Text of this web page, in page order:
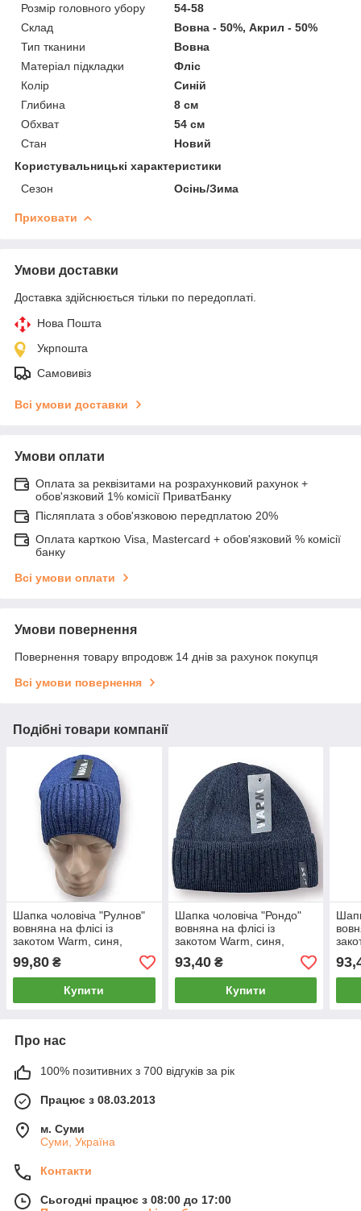
Розмір головного убору
54-58
Склад
Вовна - 50%, Акрил - 50%
Тип тканини
Вовна
Матеріал підкладки
Фліс
Колір
Синій
Глибина
8 см
Обхват
54 см
Стан
Новий
Користувальницькі характеристики
Сезон
Осінь/Зима
Приховати
Умови доставки
Доставка здійснюється тільки по передоплаті.
Нова Пошта
Укрпошта
Самовивіз
Всі умови доставки
Умови оплати
Оплата за реквізитами на розрахунковий рахунок +
обов'язковий 1% комісії ПриватБанку
Післяплата з обов'язковою передплатою 20%
Оплата карткою Visa, Mastercard + обов'язковий % комісії
банку
Всі умови оплати
Умови повернення
Повернення товару впродовж 14 днів за рахунок покупця
Всі умови повернення
Подібні товари компанії
Шапка чоловіча "Рулнов"
вовняна на флісі із
закотом Warm, синя,
020102
99,80 ₴
Купити
Шапка чоловіча "Рондо"
вовняна на флісі із
закотом Warm, синя,
020106
93,40₴
Купити
Про нас
100% позитивних з 700 відгуків за рік
Працює з 08.03.2013
м. Суми
Суми, Україна
Контакти
Сьогодні працює з 08:00 до 17:00